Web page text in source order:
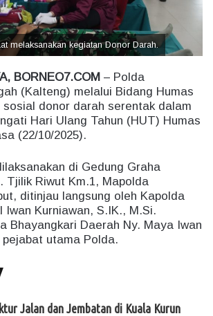
melaksanakan kegiatan Donor Darah.
BORNEO7.COM – Polda
(Kalteng) melalui Bidang Humas
sosial donor darah serentak dalam
Hari Ulang Tahun (HUT) Humas
(22/10/2025).
di Gedung Graha
Tjilik Riwut Km.1, Mapolda
ditinjau langsung oleh Kapolda
Iwan Kurniawan, S.IK., M.Si.
Bhayangkari Daerah Ny. Maya Iwan
utama Polda.
Jalan dan Jembatan di Kuala Kurun